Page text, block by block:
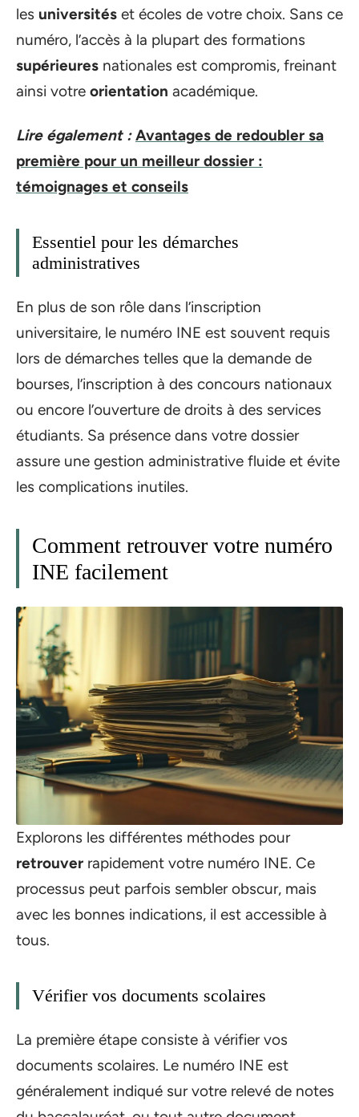
les universités et écoles de votre choix. Sans ce
numéro, l’accès à la plupart des formations
supérieures nationales est compromis, freinant
ainsi votre orientation académique.
Lire également : Avantages de redoubler sa
première pour un meilleur dossier :
témoignages et conseils
Essentiel pour les démarches
administratives
En plus de son rôle dans l’inscription
universitaire, le numéro INE est souvent requis
lors de démarches telles que la demande de
bourses, l’inscription à des concours nationaux
ou encore l’ouverture de droits à des services
étudiants. Sa présence dans votre dossier
assure une gestion administrative fluide et évite
les complications inutiles.
Comment retrouver votre numéro
INE facilement
Explorons les différentes méthodes pour
retrouver rapidement votre numéro INE. Ce
processus peut parfois sembler obscur, mais
avec les bonnes indications, il est accessible à
tous.
Vérifier vos documents scolaires
La première étape consiste à vérifier vos
documents scolaires. Le numéro INE est
généralement indiqué sur votre relevé de notes